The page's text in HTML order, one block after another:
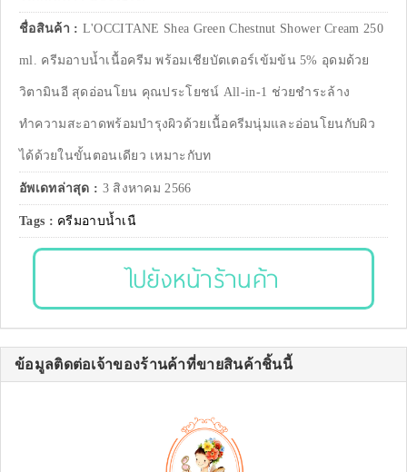
ชื่อสินค้า : L'OCCITANE Shea Green Chestnut Shower Cream 250
ml. ครีมอาบน้ำเนื้อครีม พร้อมเชียบัตเตอร์เข้มข้น 5% อุดมด้วย
วิตามินอี สุดอ่อนโยน คุณประโยชน์ All-in-1 ช่วยชำระล้าง
ทำความสะอาดพร้อมบำรุงผิวด้วยเนื้อครีมนุ่มและอ่อนโยนกับผิว
ได้ด้วยในขั้นตอนเดียว เหมาะกับท
อัพเดทล่าสุด : 3 สิงหาคม 2566
Tags : ครีมอาบน้ำเนื
ไปยังหน้าร้านค้า
ข้อมูลติดต่อเจ้าของร้านค้าที่ขายสินค้าชิ้นนี้